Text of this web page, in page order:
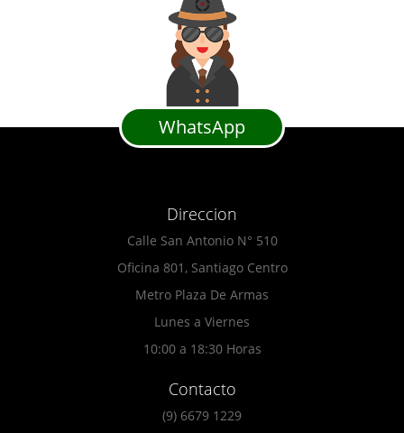
WhatsApp
Direccion
Calle San Antonio N° 510
Oficina 801, Santiago Centro
Metro Plaza De Armas
Lunes a Viernes
10:00 a 18:30 Horas
Contacto
(9) 6679 1229